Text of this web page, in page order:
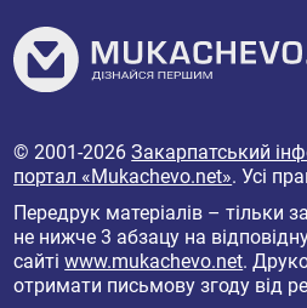
© 2001-2026Закарпатський
портал «Mukachevo.net». Усі
Передрук матеріалів – тільки
не нижче 3 абзацу на відповідну
сайтіwww.mukachevo.net.
отримати письмову згоду від